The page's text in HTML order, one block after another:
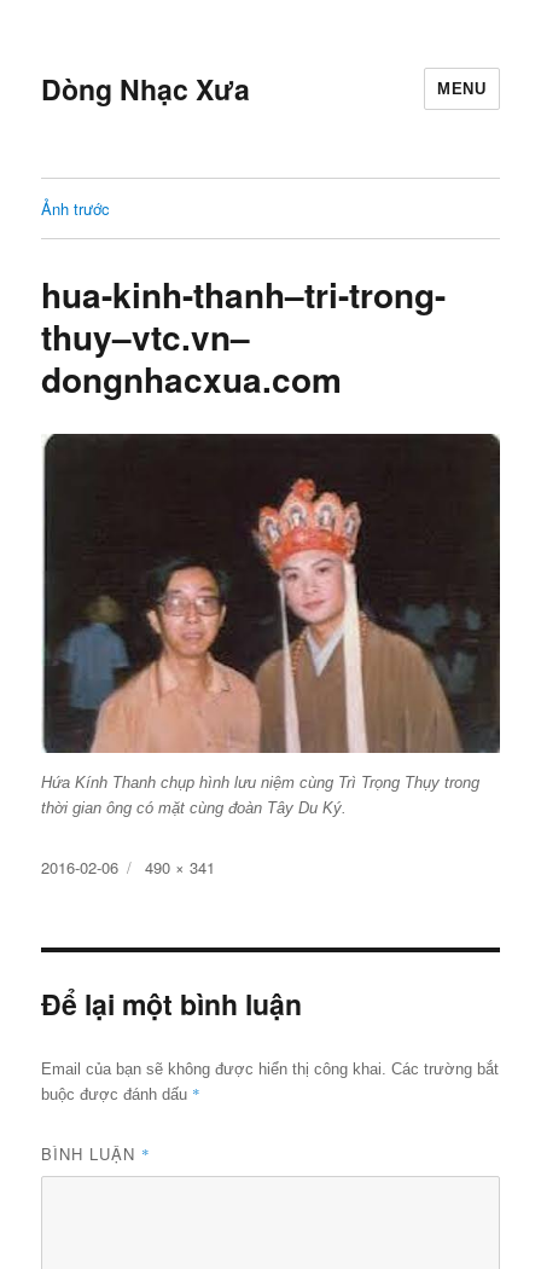
Dòng Nhạc Xưa MENU
Ảnh trước
hua-kinh-thanh–tri-trong-
thuy–vtc.vn–
dongnhacxua.com
Hứa Kính Thanh chụp hình lưu niệm cùng Trì Trọng Thụy trong
thời gian ông có mặt cùng đoàn Tây Du Ký.
Đăng
2016-02-06
Kích
đủ
490 × 341
Để lại một bình luận
Email của bạn sẽ không được hiển thị công khai.
Các trường bắt
buộc được đánh dấu *
BÌNH LUẬN *